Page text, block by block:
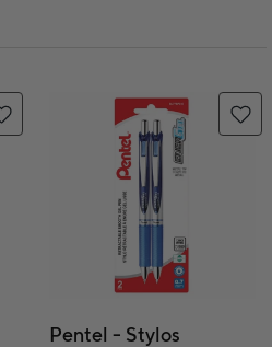
Pentel - Stylos